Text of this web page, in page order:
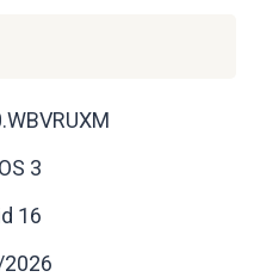
3
16